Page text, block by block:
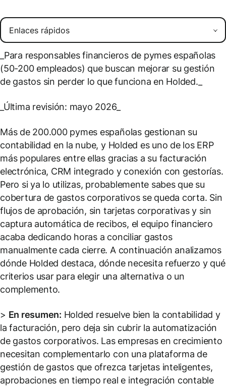
_Para responsables financieros de pymes españolas
(50-200 empleados) que buscan mejorar su gestión
de gastos sin perder lo que funciona en Holded._
_Última revisión: mayo 2026_
Más de 200.000 pymes españolas gestionan su
contabilidad en la nube, y Holded es uno de los ERP
más populares entre ellas gracias a su facturación
electrónica, CRM integrado y conexión con gestorías.
Pero si ya lo utilizas, probablemente sabes que su
cobertura de gastos corporativos se queda corta. Sin
flujos de aprobación, sin tarjetas corporativas y sin
captura automática de recibos, el equipo financiero
acaba dedicando horas a conciliar gastos
manualmente cada cierre. A continuación analizamos
dónde Holded destaca, dónde necesita refuerzo y qué
criterios usar para elegir una alternativa o un
complemento.
> En resumen: Holded resuelve bien la contabilidad y
la facturación, pero deja sin cubrir la automatización
de gastos corporativos. Las empresas en crecimiento
necesitan complementarlo con una plataforma de
gestión de gastos que ofrezca tarjetas inteligentes,
aprobaciones en tiempo real e integración contable